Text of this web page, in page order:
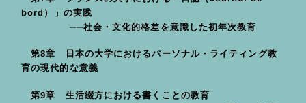
bord）」の実践
──社会・文化的格差を意識した初年次教育
第8章 日本の大学におけるパーソナル・ライティング教
育の現代的な意義
第9章 生活綴方における書くことの教育